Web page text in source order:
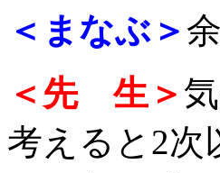
＜まなぶ＞
＜先 生＞
考えると2次